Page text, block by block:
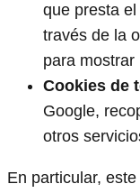
que presta
través de la
para mostrar
Cookies de
Google,
otros
En particular,